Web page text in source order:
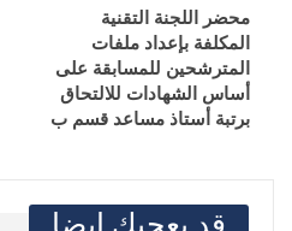
محضر اللجنة التقنية
المكلفة بإعداد ملفات
المترشحين للمسابقة على
أساس الشهادات للالتحاق
برتبة أستاذ مساعد قسم ب